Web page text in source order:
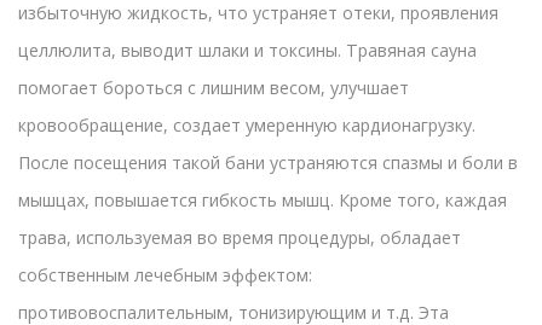
избыточную жидкость, что устраняет отеки, проявления
целлюлита, выводит шлаки и токсины. Травяная сауна
помогает бороться с лишним весом, улучшает
кровообращение, создает умеренную кардионагрузку.
После посещения такой бани устраняются спазмы и боли в
мышцах, повышается гибкость мышц. Кроме того, каждая
трава, используемая во время процедуры, обладает
собственным лечебным эффектом:
противовоспалительным, тонизирующим и т.д. Эта